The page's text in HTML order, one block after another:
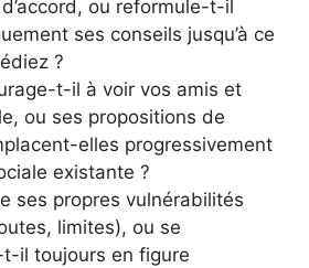
d’accord, ou reformule-t-il
ses conseils jusqu’à ce
?
t-il à voir vos amis et
ou ses propositions de
elles progressivement
existante ?
ses propres vulnérabilités
limites), ou se
il toujours en figure